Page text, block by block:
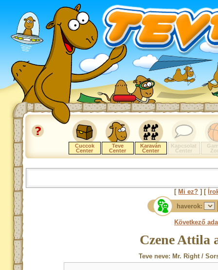
Cuccok
Center
Teve
Center
Karaván
Center
Kapcsolat
Center
[ Mi ez? ] [
haverok:
Következő
Czene Attila
Teve neve: Mr. Right /